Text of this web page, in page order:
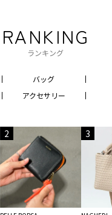
RANKING
ランキング
バッグ
アクセサリー
2 3